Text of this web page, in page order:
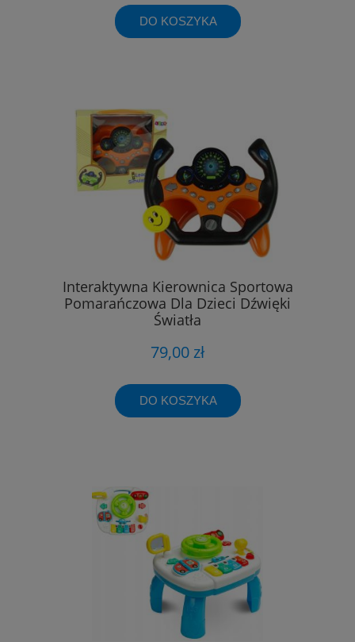
DO KOSZYKA
Interaktywna Kierownica Sportowa
Pomarańczowa Dla Dzieci Dźwięki
Światła
79,00 zł
DO KOSZYKA